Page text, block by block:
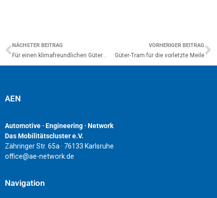
NÄCHSTER BEITRAG
Für einen klimafreundlichen Güterverkehr
VORHERIGER BEITRAG
Güter-Tram für die vorletzte Meile
AEN
Automotive · Engineering · Network
Das Mobilitätscluster e.V.
Zähringer Str. 65a · 76133 Karlsruhe
office@ae-network.de
Navigation